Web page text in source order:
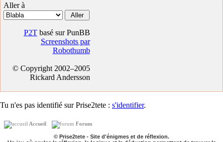
Aller à
P2Tbasé sur PunBB
Screenshots par
Robothumb
© Copyright 2002–2005
Rickard Andersson
Tu n'es pas identifié sur Prise2tete : s'identifier.
Accueil Forum
© Prise2tete - Site d'énigmes et de réflexion.